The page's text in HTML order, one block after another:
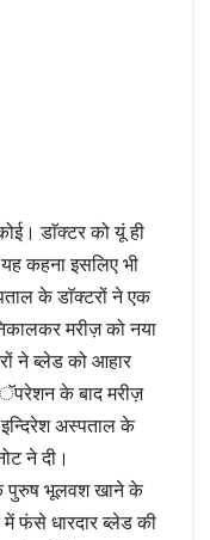
डाॅक्टर को यूं ही
कहना इसलिए भी
के डाॅक्टरों ने एक
मरीज़ को नया
ने ब्लेड को आहार
के बाद मरीज़
अस्पताल के
ने दी।
पुरुष भूलवश खाने के
फंसे धारदार ब्लेड की